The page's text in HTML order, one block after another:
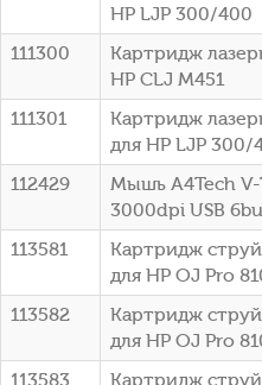
HP LJP 300/400
111300
Картридж
HP CLJ M451
111301
Картридж
для HP LJP 300/
112429
Мышь A4Tech V-
3000dpi USB
113581
Картридж
для HP OJ Pro
113582
Картридж
для HP OJ Pro
113583
Картридж